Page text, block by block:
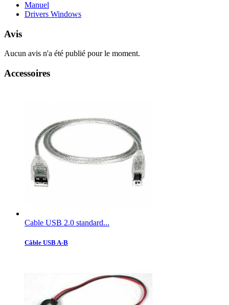
Manuel
Drivers Windows
Avis
Aucun avis n'a été publié pour le moment.
Accessoires
Cable USB 2.0 standard...
Câble USB A-B